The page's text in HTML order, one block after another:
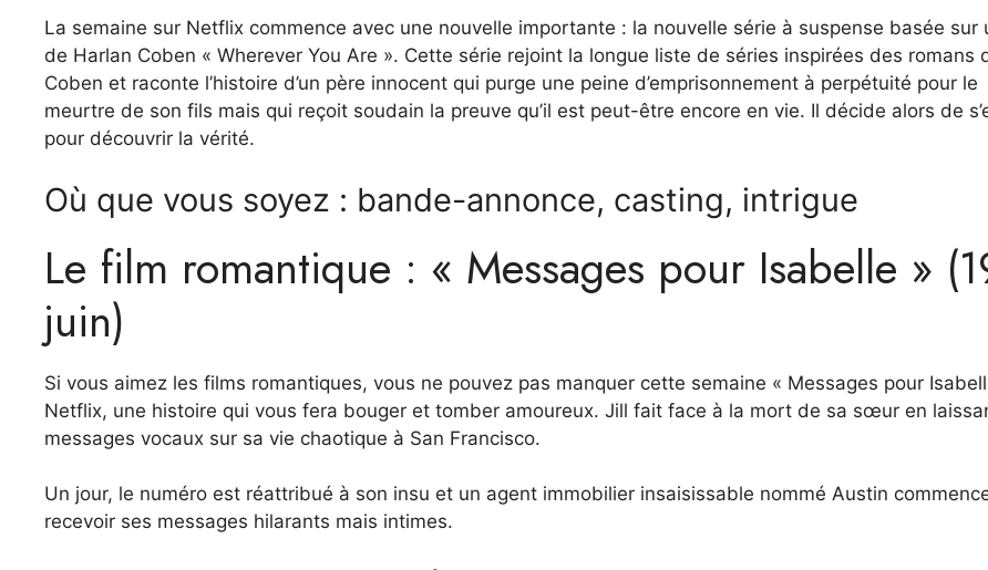
La semaine sur Netflix commence avec une nouvelle importante : la nouvelle série à suspense basée sur
de Harlan Coben « Wherever You Are ». Cette série rejoint la longue liste de séries inspirées des romans
Coben et raconte l’histoire d’un père innocent qui purge une peine d’emprisonnement à perpétuité pour le
meurtre de son fils mais qui reçoit soudain la preuve qu’il est peut-être encore en vie. Il décide alors de
pour découvrir la vérité.
Où que vous soyez : bande-annonce, casting, intrigue
Le film romantique : « Messages pour Isabelle »
juin)
Si vous aimez les films romantiques, vous ne pouvez pas manquer cette semaine « Messages pour
Netflix, une histoire qui vous fera bouger et tomber amoureux. Jill fait face à la mort de sa sœur en
messages vocaux sur sa vie chaotique à San Francisco.
Un jour, le numéro est réattribué à son insu et un agent immobilier insaisissable nommé Austin
recevoir ses messages hilarants mais intimes.